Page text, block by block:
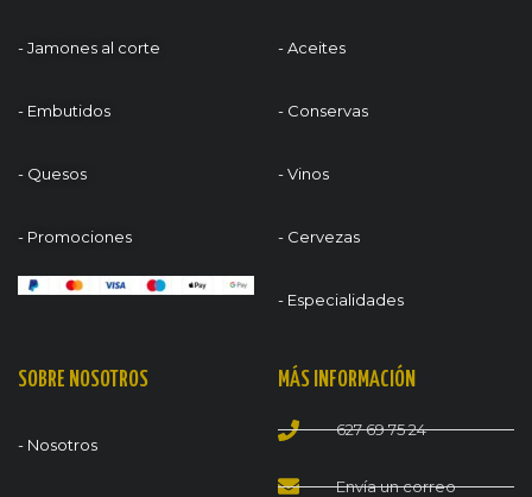
- Jamones al corte
- Embutidos
- Quesos
- Promociones
- Aceites
- Conservas
- Vinos
- Cervezas
- Especialidades
SOBRE NOSOTROS
- Nosotros
MÁS INFORMACIÓN
627 69 75 24
Envía un correo